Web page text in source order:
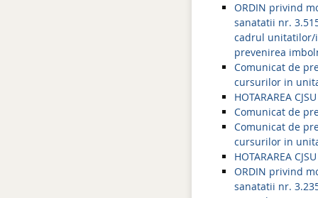
ORDIN privind
sanatatii nr.
cadrul unitatilor/
prevenirea
Comunicat de
cursurilor in
HOTARAREA
Comunicat de
Comunicat de
cursurilor in
HOTARAREA
ORDIN privind
sanatatii nr.